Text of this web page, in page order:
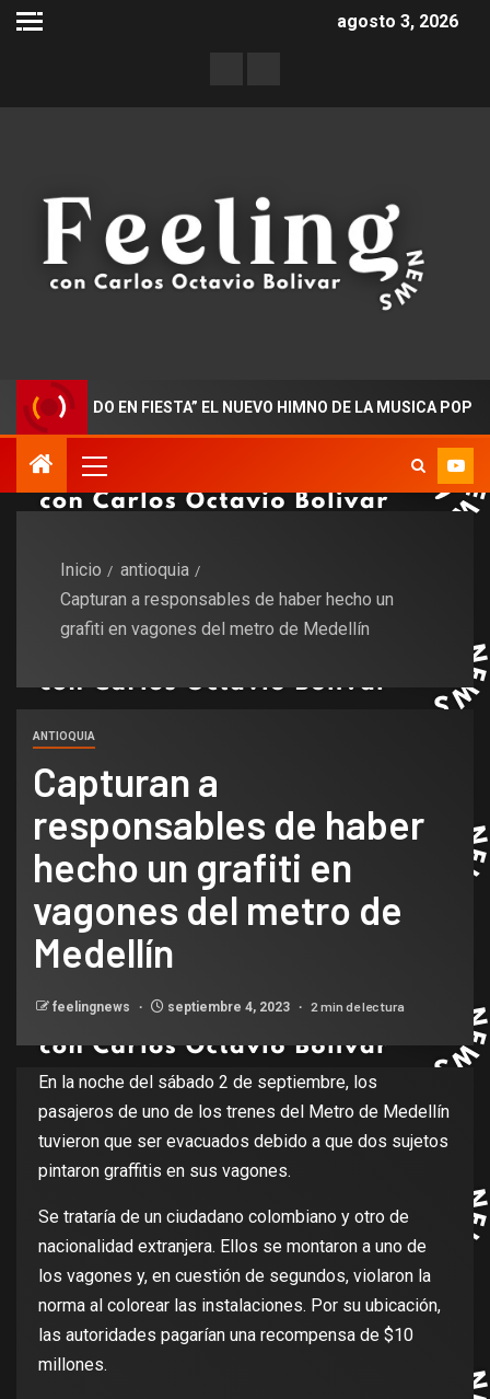
agosto 3, 2026
EN FIESTA” EL NUEVO HIMNO DE LA MUSICA POPULAR
Inicio
antioquia
Capturan a responsables de haber hecho un
grafiti en vagones del metro de Medellín
ANTIOQUIA
Capturan a
responsables de haber
hecho un grafiti en
vagones del metro de
Medellín
feelingnews septiembre 4, 2023 2 min de lectura
En la noche del sábado 2 de septiembre, los
pasajeros de uno de los trenes del Metro de Medellín
tuvieron que ser evacuados debido a que dos sujetos
pintaron graffitis en sus vagones.
Se trataría de un ciudadano colombiano y otro de
nacionalidad extranjera. Ellos se montaron a uno de
los vagones y, en cuestión de segundos, violaron la
norma al colorear las instalaciones. Por su ubicación,
las autoridades pagarían una recompensa de $10
millones.